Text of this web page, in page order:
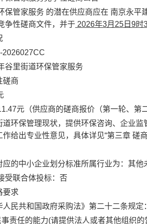
保管家服务 的潜在供应商应在 南京永平
争性磋商文件，并于 2026年3月 25 日 9时
2026027CC
谷里街道环保管家服务
磋商
元（供应商的磋商报价（第一轮、第
道环保管理现状，提供环保咨询、企业
给出专业性意见，具体详见“第三章 磋商
的中小企业划分标准所属行业为：其他
受联合体投标：否
要求
人民共和国政府采购法》第二十二条规定：
责任的能力(请提供法人或者其他组织